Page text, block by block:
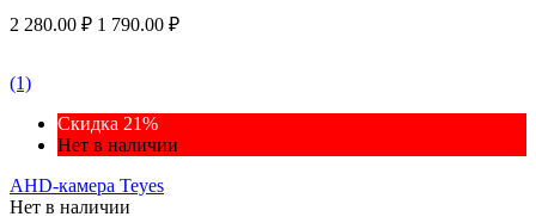
2 280.00 ₽ 1 790.00 ₽
(1)
Скидка 21%
Нет в наличии
AHD-камера Teyes
Нет в наличии